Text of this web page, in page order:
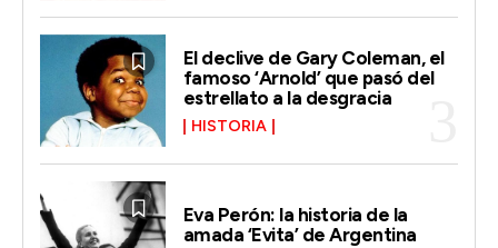
El declive de Gary Coleman, el
famoso ‘Arnold’ que pasó del
estrellato a la desgracia
HISTORIA
Eva Perón: la historia de la
amada ‘Evita’ de Argentina